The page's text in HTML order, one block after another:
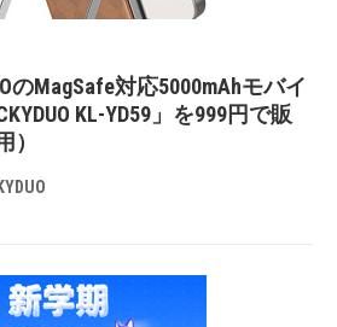
のMagSafe対応5000mAhモバイ
KL-YD59」を999円で販